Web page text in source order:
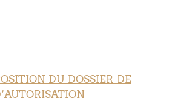
DU DOSSIER DE